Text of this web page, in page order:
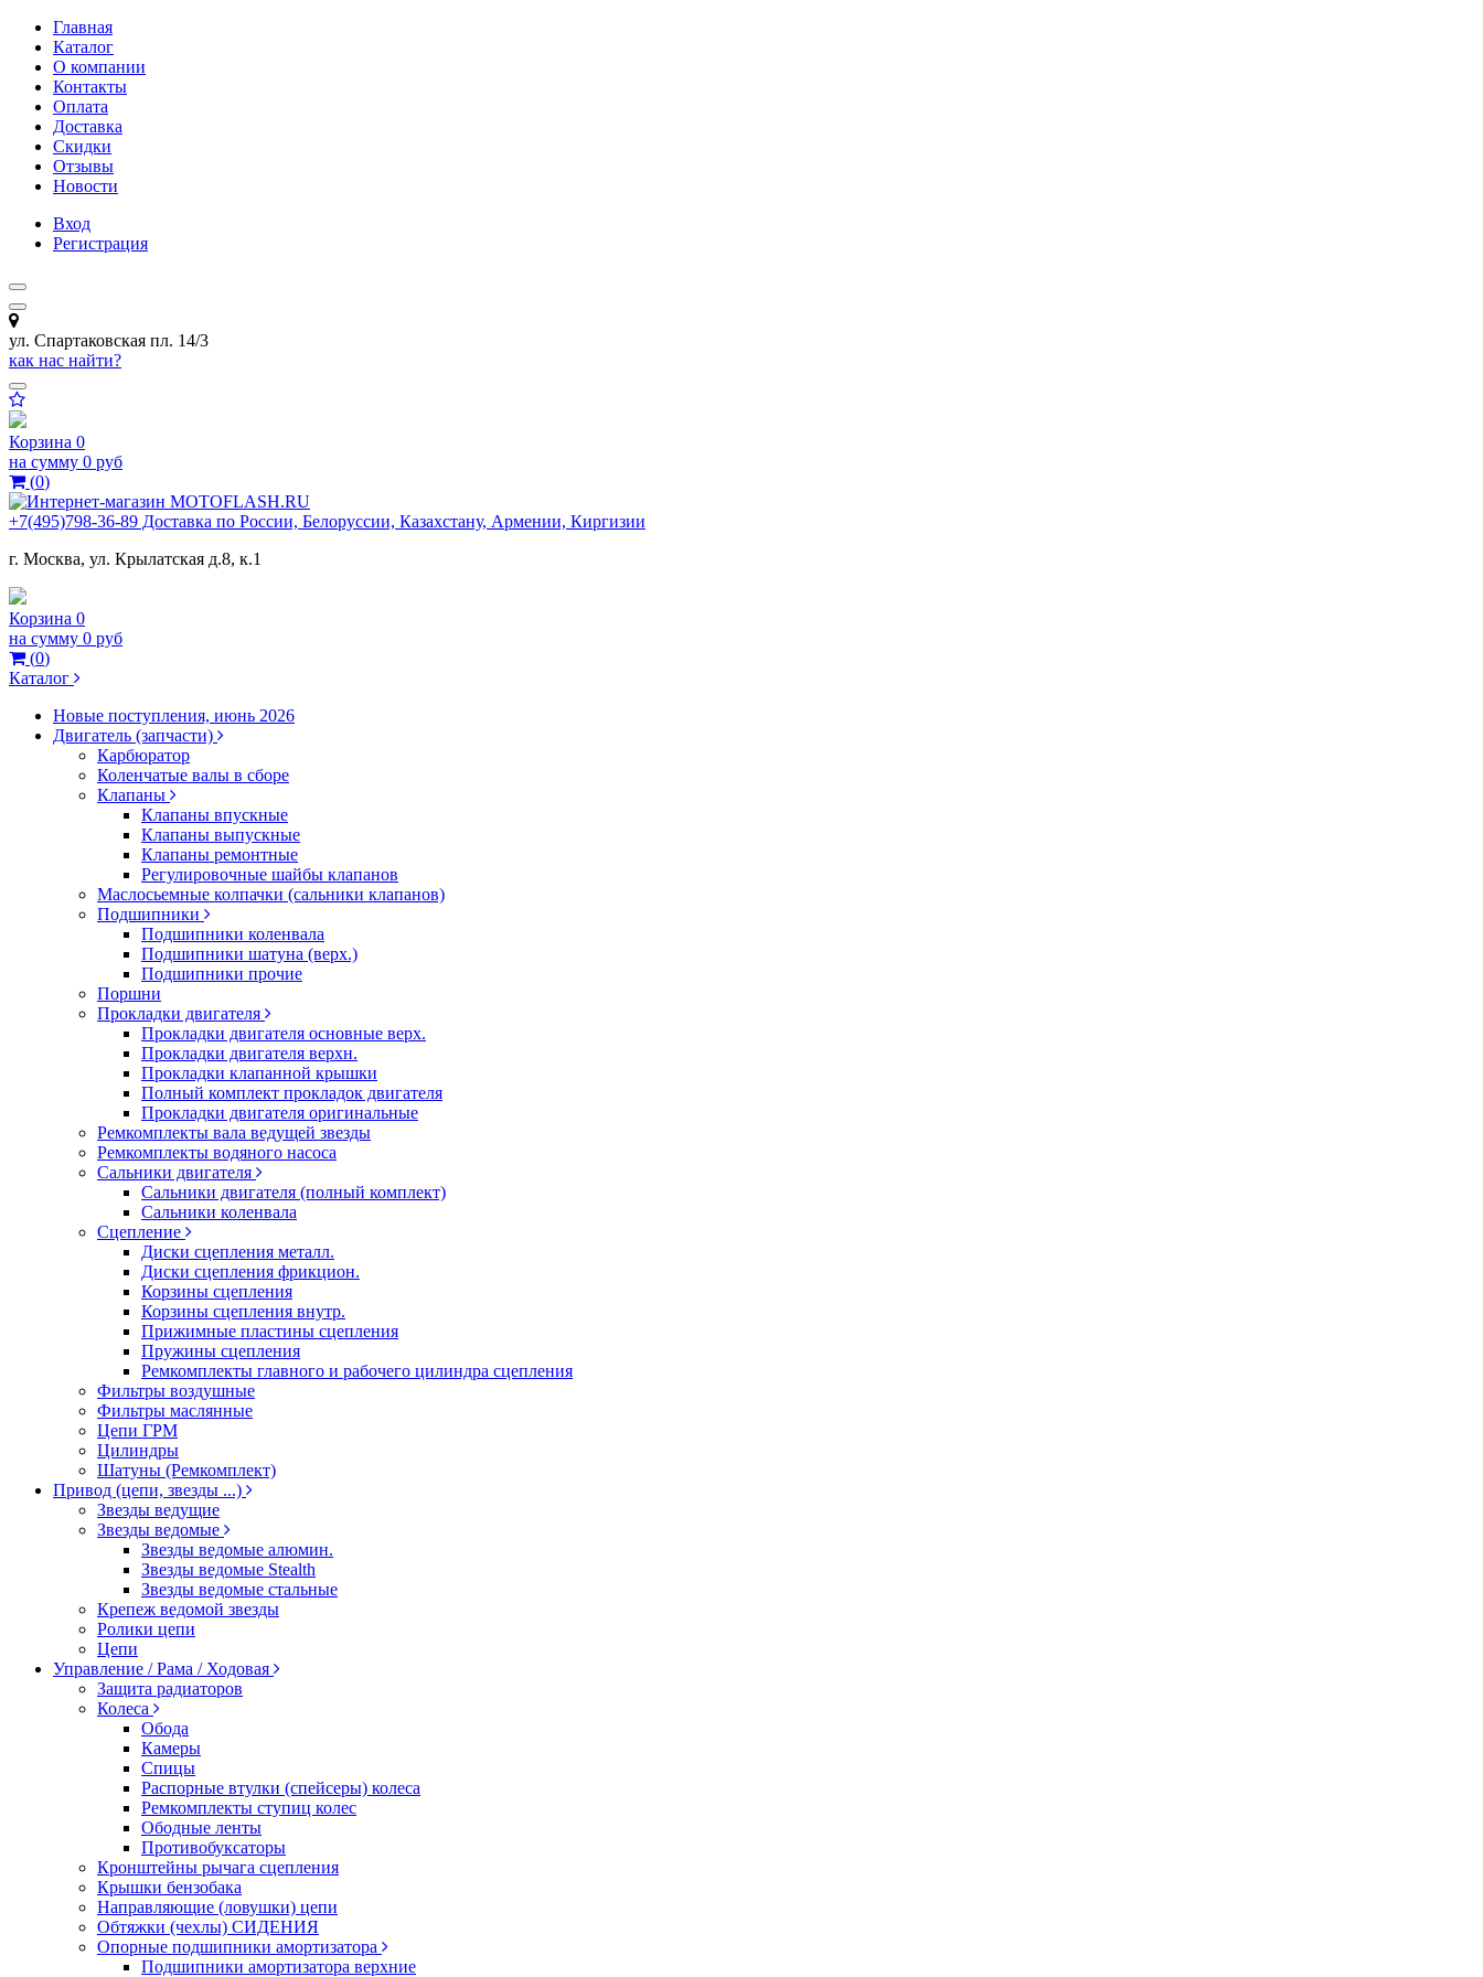
Главная
Каталог
О компании
Контакты
Оплата
Доставка
Скидки
Отзывы
Новости
Вход
Регистрация
ул. Спартаковская пл. 14/3
как нас найти?
Корзина 0
на сумму 0 руб
(0)
+7(495)798-36-89 Доставка по России, Белоруссии, Казахстану, Армении, Киргизии
г. Москва, ул. Крылатская д.8, к.1
Корзина 0
на сумму 0 руб
(0)
Каталог
Новые поступления, июнь 2026
Двигатель (запчасти)
Карбюратор
Коленчатые валы в сборе
Клапаны
Клапаны впускные
Клапаны выпускные
Клапаны ремонтные
Регулировочные шайбы клапанов
Маслосьемные колпачки (сальники клапанов)
Подшипники
Подшипники коленвала
Подшипники шатуна (верх.)
Подшипники прочие
Поршни
Прокладки двигателя
Прокладки двигателя основные верх.
Прокладки двигателя верхн.
Прокладки клапанной крышки
Полный комплект прокладок двигателя
Прокладки двигателя оригинальные
Ремкомплекты вала ведущей звезды
Ремкомплекты водяного насоса
Сальники двигателя
Сальники двигателя (полный комплект)
Сальники коленвала
Сцепление
Диски сцепления металл.
Диски сцепления фрикцион.
Корзины сцепления
Корзины сцепления внутр.
Прижимные пластины сцепления
Пружины сцепления
Ремкомплекты главного и рабочего цилиндра сцепления
Фильтры воздушные
Фильтры маслянные
Цепи ГРМ
Цилиндры
Шатуны (Ремкомплект)
Привод (цепи, звезды ...)
Звезды ведущие
Звезды ведомые
Звезды ведомые алюмин.
Звезды ведомые Stealth
Звезды ведомые стальные
Крепеж ведомой звезды
Ролики цепи
Цепи
Управление / Рама / Ходовая
Защита радиаторов
Колеса
Обода
Камеры
Спицы
Распорные втулки (спейсеры) колеса
Ремкомплекты ступиц колес
Ободные ленты
Противобуксаторы
Кронштейны рычага сцепления
Крышки бензобака
Направляющие (ловушки) цепи
Обтяжки (чехлы) СИДЕНИЯ
Опорные подшипники амортизатора
Подшипники амортизатора верхние